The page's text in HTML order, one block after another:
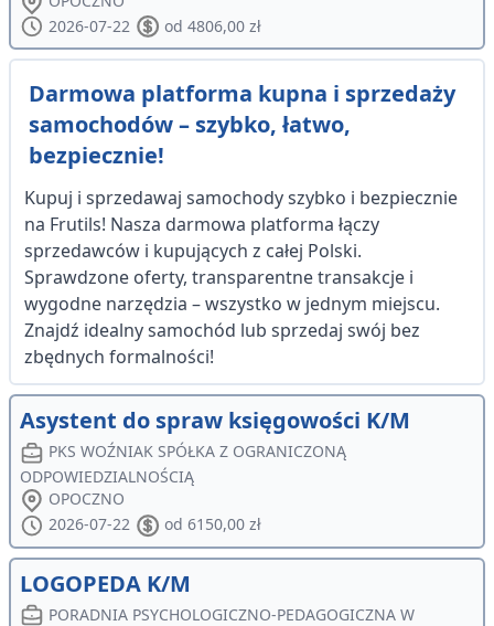
2026-07-22
od 4806,00 zł
Darmowa platforma kupna i sprzedaży
samochodów – szybko, łatwo,
bezpiecznie!
Kupuj i sprzedawaj samochody szybko i bezpiecznie
na Frutils! Nasza darmowa platforma łączy
sprzedawców i kupujących z całej Polski.
Sprawdzone oferty, transparentne transakcje i
wygodne narzędzia – wszystko w jednym miejscu.
Znajdź idealny samochód lub sprzedaj swój bez
zbędnych formalności!
Asystent do spraw księgowości K/M
PKS WOŹNIAK SPÓŁKA Z OGRANICZONĄ
ODPOWIEDZIALNOŚCIĄ
OPOCZNO
2026-07-22
od 6150,00 zł
LOGOPEDA K/M
PORADNIA PSYCHOLOGICZNO-PEDAGOGICZNA W